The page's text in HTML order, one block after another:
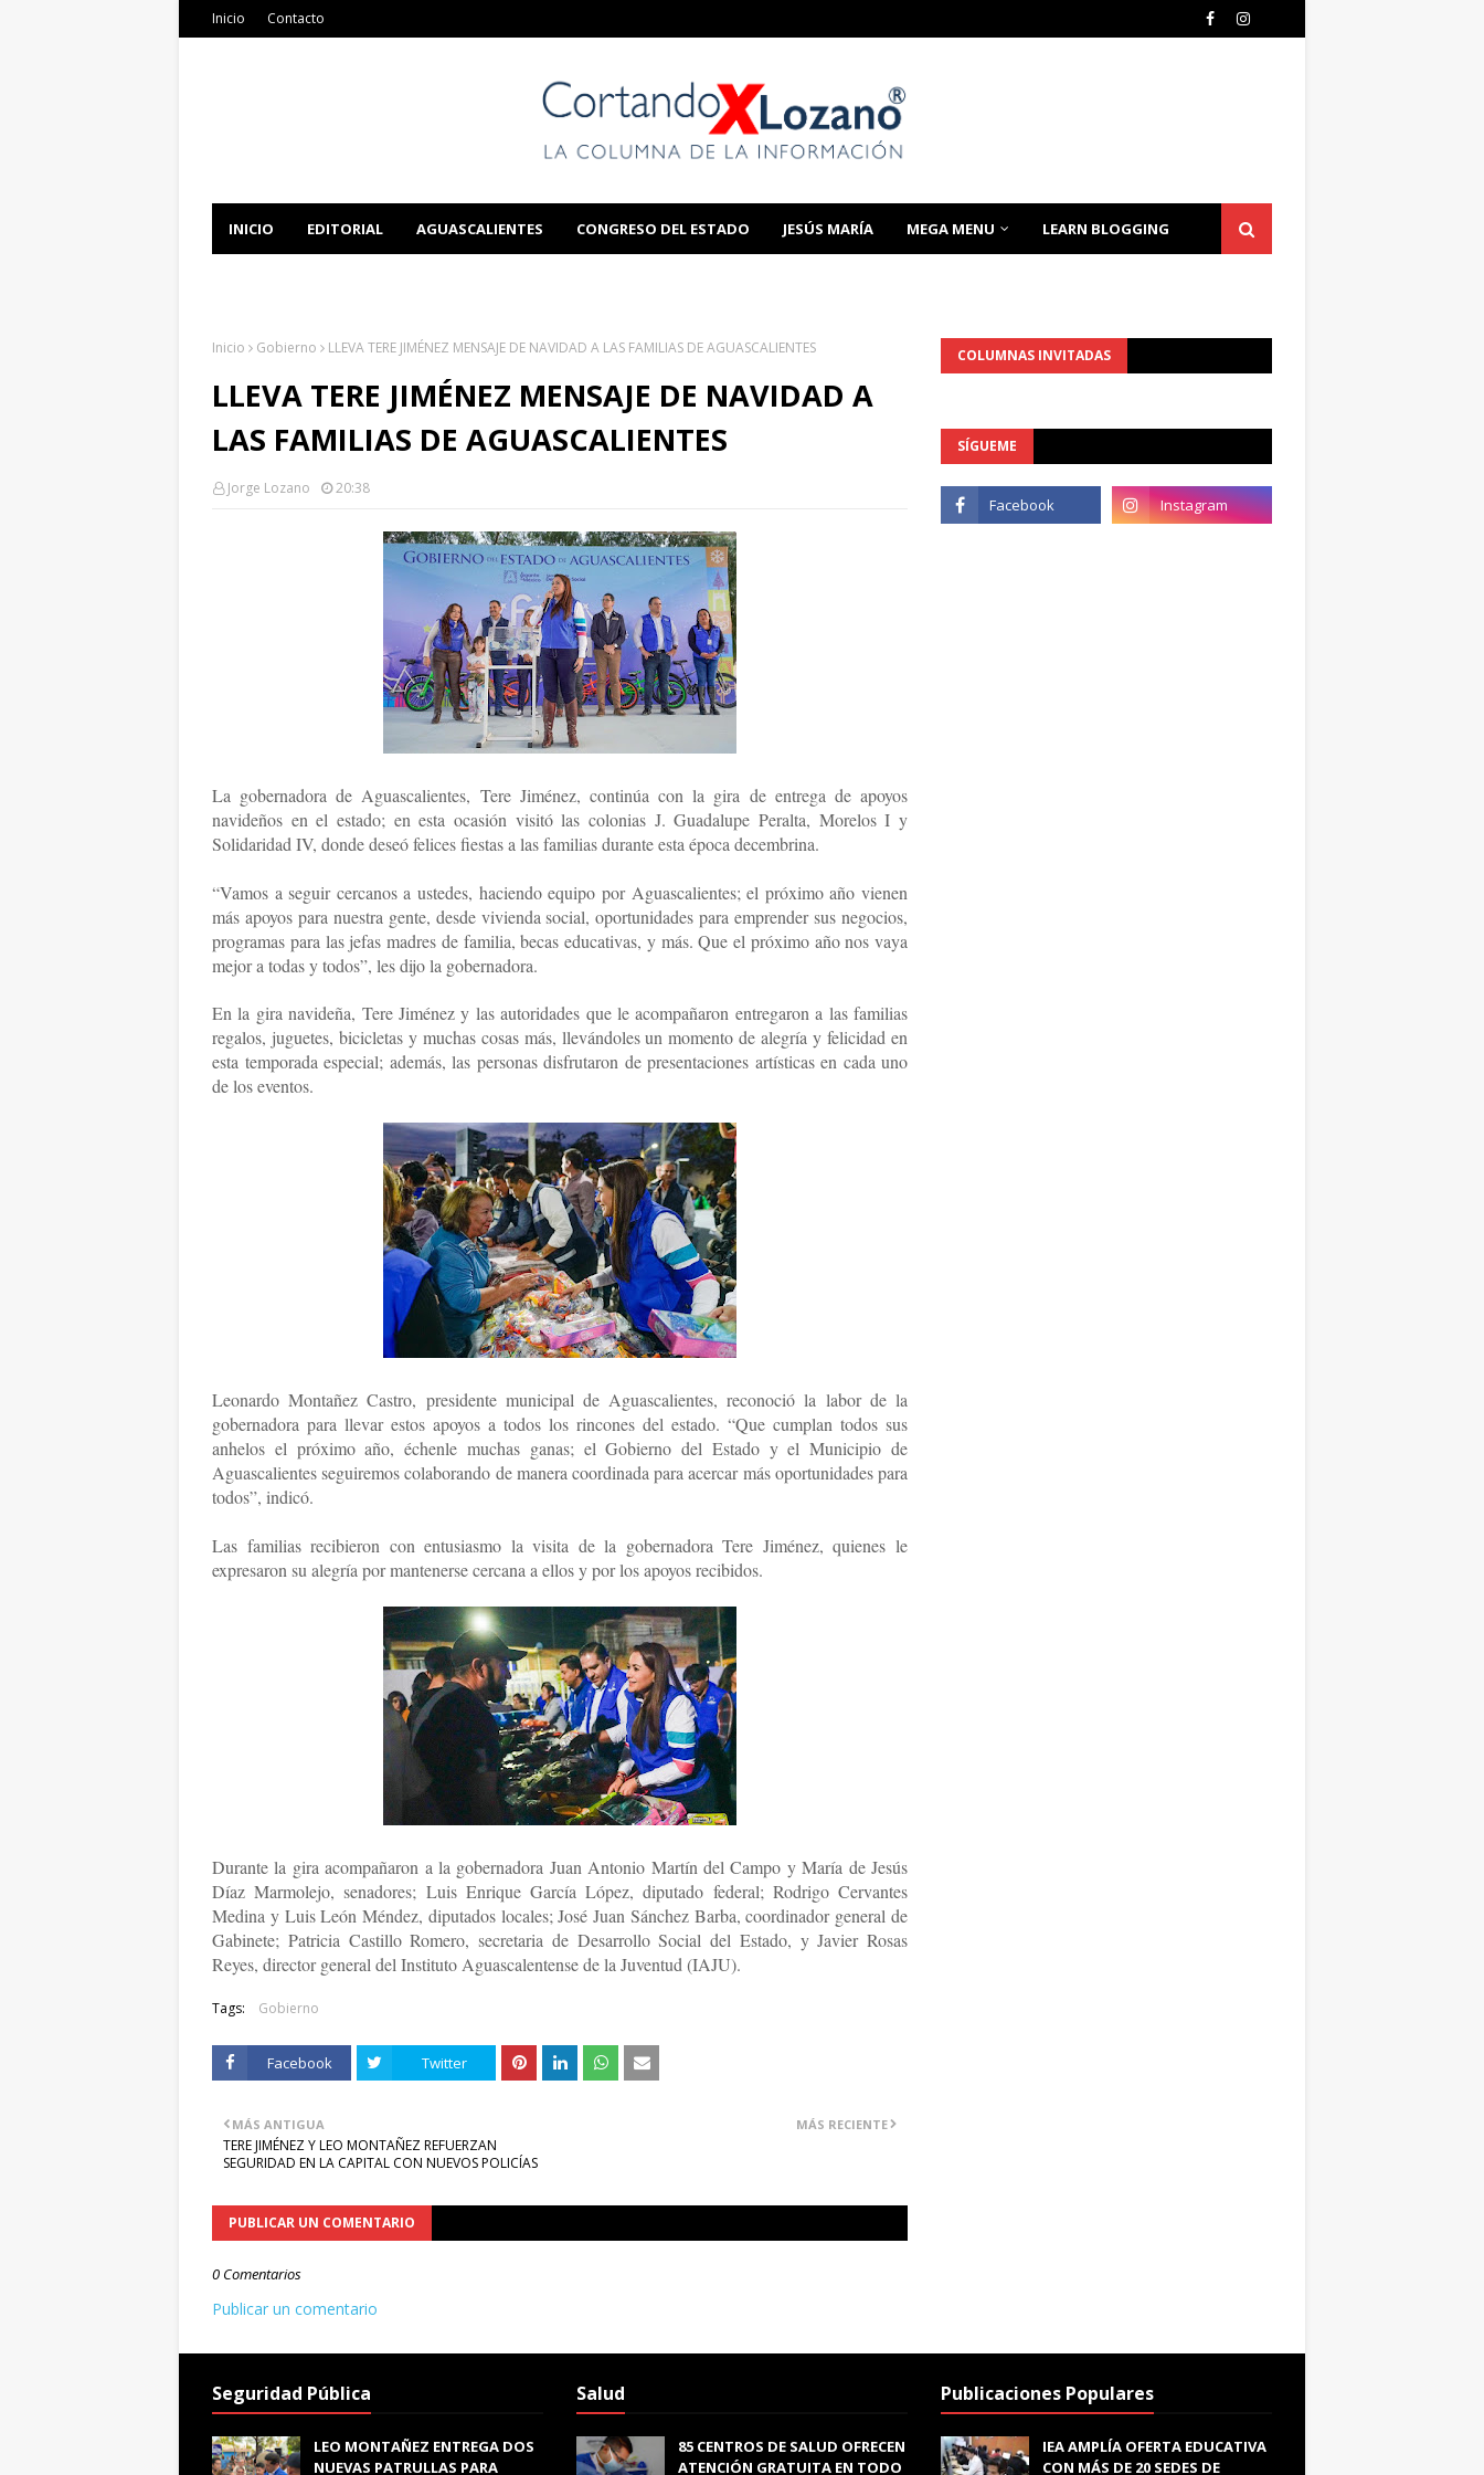
Inicio Contacto
INICIO EDITORIAL AGUASCALIENTES CONGRESO DEL ESTADO JESÚS MARÍA MEGA MENU LEARN BLOGGING
Inicio Gobierno LLEVA TERE JIMÉNEZ MENSAJE DE NAVIDAD A LAS FAMILIAS DE AGUASCALIENTES
LLEVA TERE JIMÉNEZ MENSAJE DE NAVIDAD A
LAS FAMILIAS DE AGUASCALIENTES
Jorge Lozano 20:38
La gobernadora de Aguascalientes, Tere Jiménez, continúa con la gira de entrega de apoyos
navideños en el estado; en esta ocasión visitó las colonias J. Guadalupe Peralta, Morelos I y
Solidaridad IV, donde deseó felices fiestas a las familias durante esta época decembrina.
“Vamos a seguir cercanos a ustedes, haciendo equipo por Aguascalientes; el próximo año vienen
más apoyos para nuestra gente, desde vivienda social, oportunidades para emprender sus negocios,
programas para las jefas madres de familia, becas educativas, y más. Que el próximo año nos vaya
mejor a todas y todos”, les dijo la gobernadora.
En la gira navideña, Tere Jiménez y las autoridades que le acompañaron entregaron a las familias
regalos, juguetes, bicicletas y muchas cosas más, llevándoles un momento de alegría y felicidad en
esta temporada especial; además, las personas disfrutaron de presentaciones artísticas en cada uno
de los eventos.
Leonardo Montañez Castro, presidente municipal de Aguascalientes, reconoció la labor de la
gobernadora para llevar estos apoyos a todos los rincones del estado. “Que cumplan todos sus
anhelos el próximo año, échenle muchas ganas; el Gobierno del Estado y el Municipio de
Aguascalientes seguiremos colaborando de manera coordinada para acercar más oportunidades para
todos”, indicó.
Las familias recibieron con entusiasmo la visita de la gobernadora Tere Jiménez, quienes le
expresaron su alegría por mantenerse cercana a ellos y por los apoyos recibidos.
Durante la gira acompañaron a la gobernadora Juan Antonio Martín del Campo y María de Jesús
Díaz Marmolejo, senadores; Luis Enrique García López, diputado federal; Rodrigo Cervantes
Medina y Luis León Méndez, diputados locales; José Juan Sánchez Barba, coordinador general de
Gabinete; Patricia Castillo Romero, secretaria de Desarrollo Social del Estado, y Javier Rosas
Reyes, director general del Instituto Aguascalentense de la Juventud (IAJU).
Tags: Gobierno
Facebook Twitter
MÁS RECIENTE
MÁS ANTIGUA
TERE JIMÉNEZ Y LEO MONTAÑEZ REFUERZAN
SEGURIDAD EN LA CAPITAL CON NUEVOS POLICÍAS
PUBLICAR UN COMENTARIO
0 Comentarios
Publicar un comentario
COLUMNAS INVITADAS
SÍGUEME
Seguridad Pública
LEO MONTAÑEZ ENTREGA DOS
NUEVAS PATRULLAS PARA
Salud
85 CENTROS DE SALUD OFRECEN
ATENCIÓN GRATUITA EN TODO
Publicaciones Populares
IEA AMPLÍA OFERTA EDUCATIVA
CON MÁS DE 20 SEDES DE